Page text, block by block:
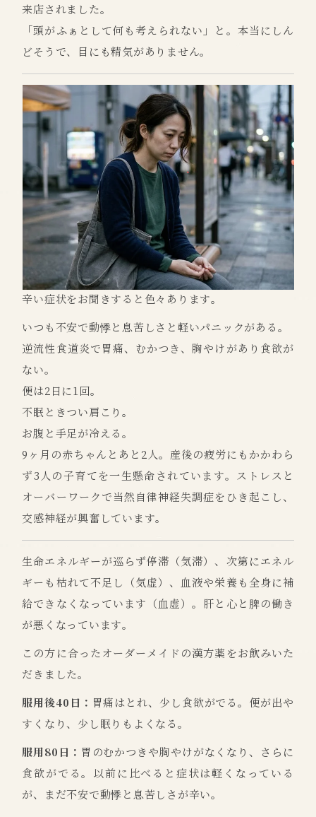
来店されました。
「頭がふぁとして何も考えられない」と。本当にしん
どそうで、目にも精気がありません。
辛い症状をお聞きすると色々あります。
いつも不安で動悸と息苦しさと軽いパニックがある。
逆流性食道炎で胃痛、むかつき、胸やけがあり食欲が
ない。
便は2日に1回。
不眠ときつい肩こり。
お腹と手足が冷える。
9ヶ月の赤ちゃんとあと2人。産後の疲労にもかかわら
ず3人の子育てを一生懸命されています。ストレスと
オーバーワークで当然自律神経失調症をひき起こし、
交感神経が興奮しています。
生命エネルギーが巡らず停滞（気滞）、次第にエネル
ギーも枯れて不足し（気虚）、血液や栄養も全身に補
給できなくなっています（血虚）。肝と心と脾の働き
が悪くなっています。
この方に合ったオーダーメイドの漢方薬をお飲みいた
だきました。
服用後40日： 胃痛はとれ、少し食欲がでる。便が出や
すくなり、少し眠りもよくなる。
服用80日： 胃のむかつきや胸やけがなくなり、さらに
食欲がでる。以前に比べると症状は軽くなっている
が、まだ不安で動悸と息苦しさが辛い。